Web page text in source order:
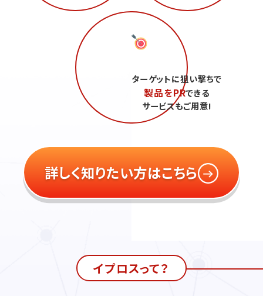
ターゲットに狙い撃ちで
製品をPRできる
サービスもご用意!
詳しく知りたい方はこちら
イプロスって？